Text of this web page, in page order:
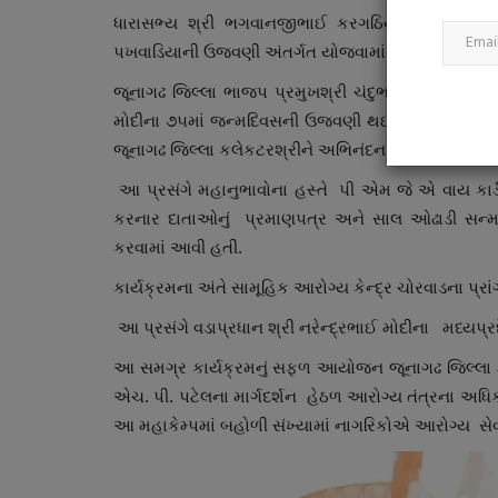
ધારાસભ્ય શ્રી ભગવાનજીભાઈ કરગઠિયાએ
પખવાડિયાની ઉજવણી અંતર્ગત યોજવામાં આવેલ હેલ્થ
જૂનાગઢ જિલ્લા ભાજપ પ્રમુખશ્રી ચંદુભાઈ મકવાણા
મોદીના ૭૫માં જન્મદિવસની ઉજવણી થઈ રહી છે.તેમણે
જૂનાગઢ જિલ્લા કલેકટરશ્રીને અભિનંદન પાઠવ્યા હતા.
આ પ્રસંગે મહાનુભાવોના હસ્તે પી એમ જે એ વાય કાર્ડ,
કરનાર દાતાઓનું પ્રમાણપત્ર અને સાલ ઓઢાડી
કરવામાં આવી હતી.
કાર્યક્રમના અંતે સામૂહિક આરોગ્ય કેન્દ્ર ચોરવાડના
આ પ્રસંગે વડાપ્રધાન શ્રી નરેન્દ્રભાઈ મોદીના
આ સમગ્ર કાર્યક્રમનું સફળ આયોજન જૂનાગઢ જિલ્લા
એચ. પી. પટેલના માર્ગદર્શન હેઠળ આરોગ્ય તંત્રના
આ મહાકેમ્પમાં બહોળી સંખ્યામાં નાગરિકોએ આરોગ્ય